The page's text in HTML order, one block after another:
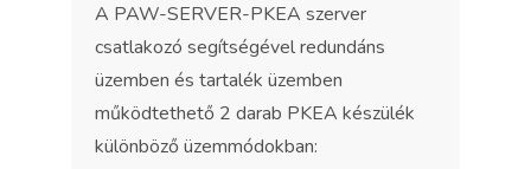
A PAW-SERVER-PKEA szerver
csatlakozó segítségével redundáns
üzemben és tartalék üzemben
működtethető 2 darab PKEA készülék
különböző üzemmódokban: